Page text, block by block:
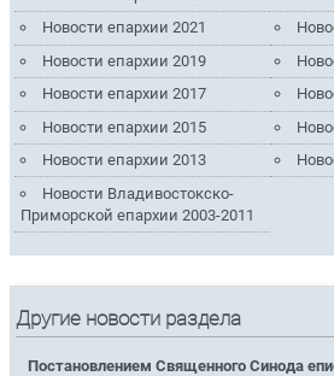
Новости епархии 2021
Новости епархии 2019
Новости епархии 2017
Новости епархии 2015
Новости епархии 2013
Новости Владивостокско-
Приморской епархии 2003-2011
Другие новости раздела
Постановлением Священного Синода